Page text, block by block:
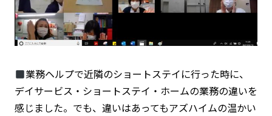
業務ヘルプで近隣のショートステイに行った時に、
デイサービス・ショートステイ・ホームの業務の違いを
感じました。でも、違いはあってもアズハイムの温かい